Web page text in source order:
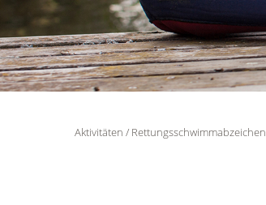
Aktivitäten Rettungsschwimmabzeichen